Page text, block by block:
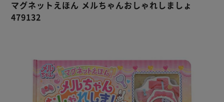
マグネットえほん メルちゃんおしゃれしましょ
479132